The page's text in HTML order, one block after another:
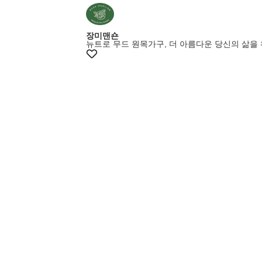
장미맨숀
뉴트로 무드 원목가구, 더 아름다운 당신의 삶을